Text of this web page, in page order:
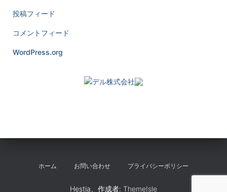
投稿フィード
コメントフィード
WordPress.org
ホーム お問い合わせ プライバシーポリシー
Hestia、作成者: ThemeIsle